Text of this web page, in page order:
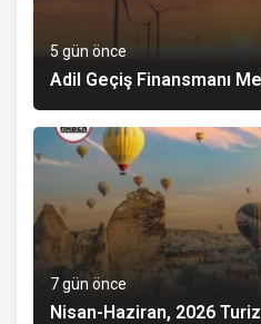
5 gün önce
Adil Geçiş Finansmanı
7 gün önce
Nisan-Haziran, 2026